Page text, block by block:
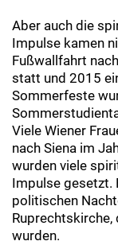
Aber auch die
Impulse kamen
Fußwallfahrt
statt und 2015
Sommerfeste
Viele Wiener
nach Siena im
wurden viele
Impulse gesetzt.
politischen
wurden.